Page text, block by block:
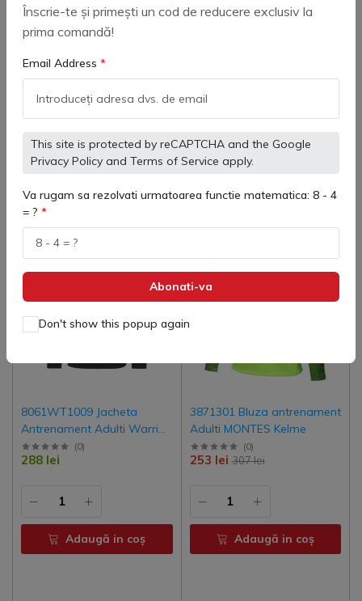
Înscrie-te și primești un cod de reducere exclusiv la
prima comandă!
Email Address
This site is protected by reCAPTCHA and the Google
Privacy Policy and Terms of Service apply.
Va rugam sa rezolvati urmatoarea functie matematica: 8 - 4
= ?
Abonati-va
Don't show this popup again
Jacheta de vant si ploaie
(0)
280 lei
240 lei
Adaugă in coş
performanță sportivă
248 lei
Adaugă in coş
8061WT1009 Jacheta
Antrenament Adulti Warrior
Kelme
(0)
288 lei
Adaugă in coş
3871301 Bluza antrenament
Adulti MONTES Kelme
(0)
307 lei
253 lei
Adaugă in coş